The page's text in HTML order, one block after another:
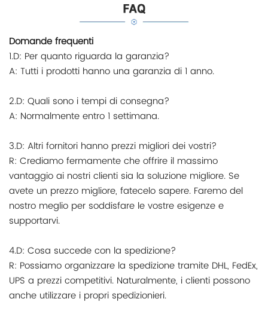
Domande frequenti
1.D: Per quanto riguarda la garanzia?
A: Tutti i prodotti hanno una garanzia di 1 anno.
2.D: Quali sono i tempi di consegna?
A: Normalmente entro 1 settimana.
3.D: Altri fornitori hanno prezzi migliori dei vostri?
R: Crediamo fermamente che offrire il massimo
vantaggio ai nostri clienti sia la soluzione migliore. Se
avete un prezzo migliore, fatecelo sapere. Faremo del
nostro meglio per soddisfare le vostre esigenze e
supportarvi.
4.D: Cosa succede con la spedizione?
R: Possiamo organizzare la spedizione tramite DHL, FedEx,
UPS a prezzi competitivi. Naturalmente, i clienti possono
anche utilizzare i propri spedizionieri.